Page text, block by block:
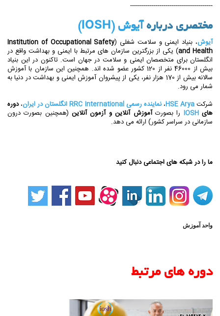
------------------------------------------
مختصری درباره آیوش (IOSH)
آیوش، بنیاد ایمنی و سلامت شغلی (Institution of Occupational Safety
and Health) یکی از بزرگترین سازمان های مرتبط با ایمنی و بهداشت واقع در
انگلستان برای متخصصان ایمنی و سلامت در جهان است. تاکنون در این بنیاد
بیش از 46000 نفر از 120 کشور عضو شده اند. همچنین این سازمان با آموزش
سالانه بیش از 170 هزار نفر، یکی از پیشروان آموزش ایمنی و بهداشت در دنیا به
شمار می رود.
شرکتHSE Arya،نماینده رسمی RRC International انگلستان در ایران ،دوره
هایIOSH را بصورتآموزش آنلاین و آزمون آنلاین(همچنین بصورت درون
سازمانی در سراسر کشور) ارائه می دهد.
ما را در شبکه های اجتماعی دنبال کنید
واحد آموزش
دوره های مرتبط